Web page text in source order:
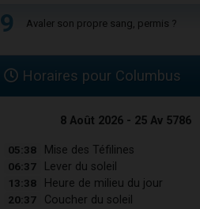
9 Avaler son propre sang, permis ?
Horaires pour Columbus
8 Août 2026 - 25 Av 5786
05:38 Mise des Téfilines
06:37 Lever du soleil
13:38 Heure de milieu du jour
20:37 Coucher du soleil